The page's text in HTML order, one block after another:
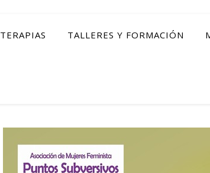
TERAPIAS TALLERES Y FORMACIÓN